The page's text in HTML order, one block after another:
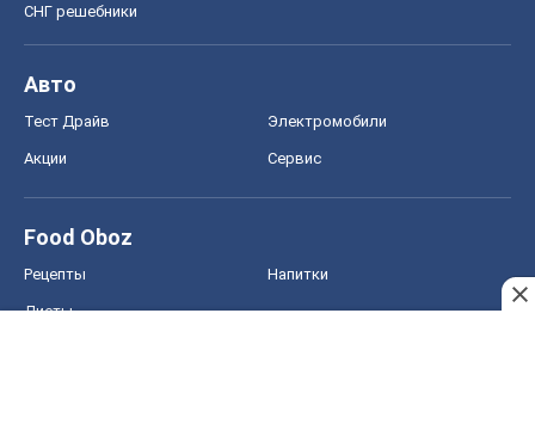
СНГ решебники
Авто
Тест Драйв Электромобили
Акции Сервис
Food Oboz
Рецепты Напитки
Диеты